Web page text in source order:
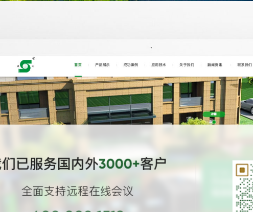
已服务国内外3000+客户
全面支持远程在线会议